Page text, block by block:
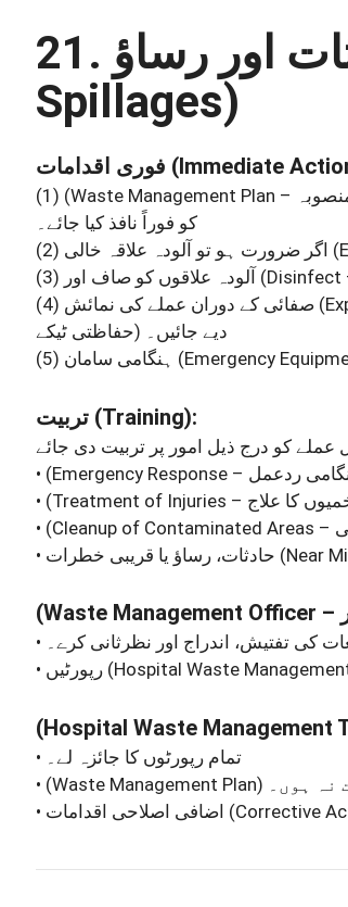
Spillages)
(Immediate
(1)
کو فوراً نافذ کیا جائے۔
(2)
(3)
(4)
حفاظتی ٹیکے) دیے جائیں۔
(5)
(Training):
•
•
•
(Near
کی تفتیش، اندراج اور نظرثانی کرے۔
(Hospital Waste Management
• تمام رپورٹوں کا جائزہ لے۔
• (Waste Management Plan)
ہوں۔
(Corrective